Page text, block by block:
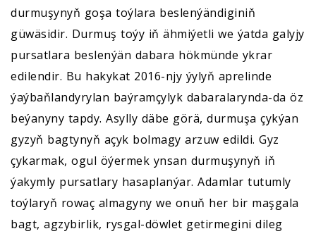
durmuşynyň goşa toýlara beslenýändiginiň
güwäsidir. Durmuş toýy iň ähmiýetli we ýatda galyjy
pursatlara beslenýän dabara hökmünde ykrar
edilendir. Bu hakykat 2016-njy ýylyň aprelinde
ýaýbaňlandyrylan baýramçylyk dabaralarynda-da öz
beýanyny tapdy. Asylly däbe görä, durmuşa çykýan
gyzyň bagtynyň açyk bolmagy arzuw edildi. Gyz
çykarmak, ogul öýermek ynsan durmuşynyň iň
ýakymly pursatlary hasaplanýar. Adamlar tutumly
toýlaryň rowaç almagyny we onuň her bir maşgala
bagt, agzybirlik, rysgal-döwlet getirmegini dileg